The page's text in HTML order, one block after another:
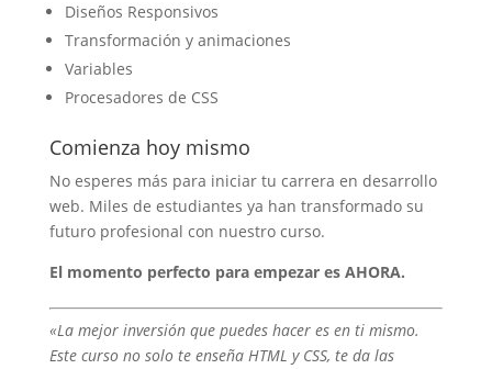
Diseños Responsivos
Transformación y animaciones
Variables
Procesadores de CSS
Comienza hoy mismo
No esperes más para iniciar tu carrera en desarrollo
web. Miles de estudiantes ya han transformado su
futuro profesional con nuestro curso.
El momento perfecto para empezar es AHORA.
«La mejor inversión que puedes hacer es en ti mismo.
Este curso no solo te enseña HTML y CSS, te da las